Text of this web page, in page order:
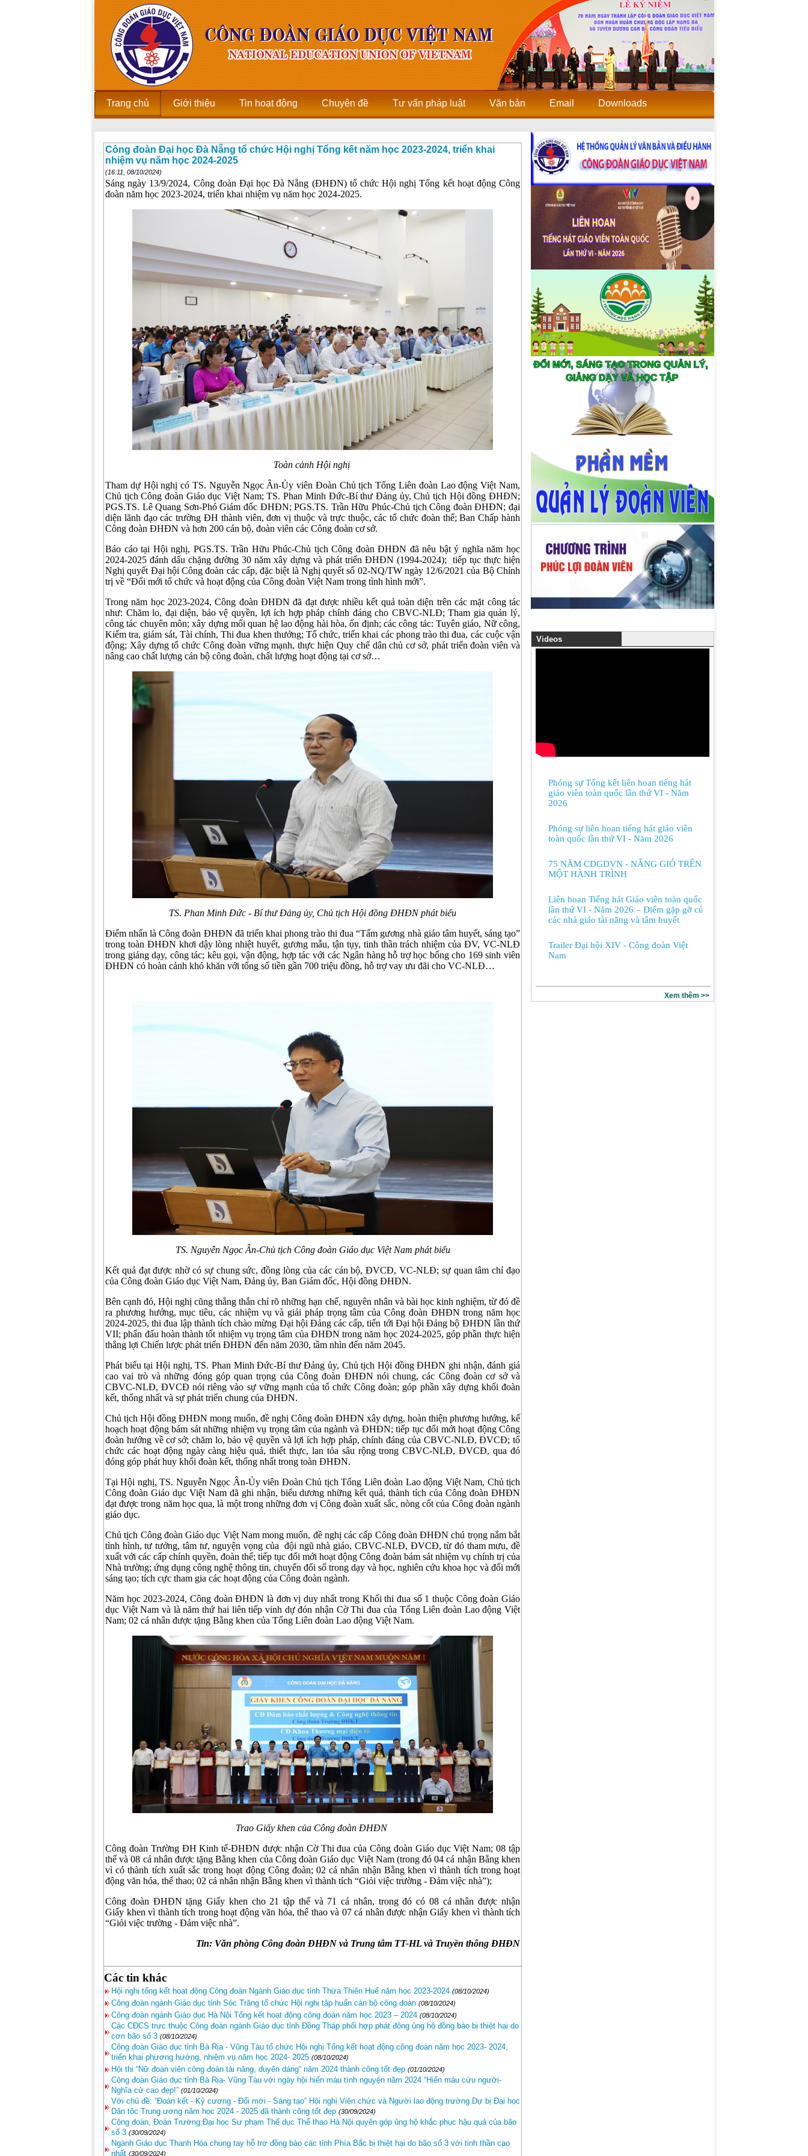
Trang chủ Giới thiệu Tin hoạt động Chuyên đề Tư vấn pháp luật Văn bản Email Downloads
Công đoàn Đại học Đà Nẵng tổ chức Hội nghị Tổng kết năm học 2023-2024, triển khai
nhiệm vụ năm học 2024-2025
(16:11, 08/10/2024)
Sáng ngày 13/9/2024, Công đoàn Đại học Đà Nẵng (ĐHĐN) tổ chức Hội nghị Tổng kết hoạt động Công
đoàn năm học 2023-2024, triển khai nhiệm vụ năm học 2024-2025.
Toàn cảnh Hội nghị
Tham dự Hội nghị có TS. Nguyễn Ngọc Ân-Ủy viên Đoàn Chủ tịch Tổng Liên đoàn Lao động Việt Nam,
Chủ tịch Công đoàn Giáo dục Việt Nam; TS. Phan Minh Đức-Bí thư Đảng ủy, Chủ tịch Hội đồng ĐHĐN;
PGS.TS. Lê Quang Sơn-Phó Giám đốc ĐHĐN; PGS.TS. Trần Hữu Phúc-Chủ tịch Công đoàn ĐHĐN; đại
diện lãnh đạo các trường ĐH thành viên, đơn vị thuộc và trực thuộc, các tổ chức đoàn thể; Ban Chấp hành
Công đoàn ĐHĐN và hơn 200 cán bộ, đoàn viên các Công đoàn cơ sở.
Báo cáo tại Hội nghị, PGS.TS. Trần Hữu Phúc-Chủ tịch Công đoàn ĐHĐN đã nêu bật ý nghĩa năm học
2024-2025 đánh dấu chặng đường 30 năm xây dựng và phát triển ĐHĐN (1994-2024); tiếp tục thực hiện
Nghị quyết Đại hội Công đoàn các cấp, đặc biệt là Nghị quyết số 02-NQ/TW ngày 12/6/2021 của Bộ Chính
trị về “Đổi mới tổ chức và hoạt động của Công đoàn Việt Nam trong tình hình mới”.
Trong năm học 2023-2024, Công đoàn ĐHĐN đã đạt được nhiều kết quả toàn diện trên các mặt công tác
như: Chăm lo, đại diện, bảo vệ quyền, lợi ích hợp pháp chính đáng cho CBVC-NLĐ; Tham gia quản lý,
công tác chuyên môn; xây dựng mối quan hệ lao động hài hòa, ổn định; các công tác: Tuyên giáo, Nữ công,
Kiểm tra, giám sát, Tài chính, Thi đua khen thưởng; Tổ chức, triển khai các phong trào thi đua, các cuộc vận
động; Xây dựng tổ chức Công đoàn vững mạnh, thực hiện Quy chế dân chủ cơ sở, phát triển đoàn viên và
nâng cao chất lượng cán bộ công đoàn, chất lượng hoạt động tại cơ sở…
TS. Phan Minh Đức - Bí thư Đảng ủy, Chủ tịch Hội đồng ĐHĐN phát biểu
Điểm nhấn là Công đoàn ĐHĐN đã triển khai phong trào thi đua “Tấm gương nhà giáo tâm huyết, sáng tạo”
trong toàn ĐHĐN khơi dậy lòng nhiệt huyết, gương mẫu, tận tụy, tinh thần trách nhiệm của ĐV, VC-NLĐ
trong giảng dạy, công tác; kêu gọi, vận động, hợp tác với các Ngân hàng hỗ trợ học bổng cho 169 sinh viên
ĐHĐN có hoàn cảnh khó khăn với tổng số tiền gần 700 triệu đồng, hỗ trợ vay ưu đãi cho VC-NLĐ…
TS. Nguyễn Ngọc Ân-Chủ tịch Công đoàn Giáo dục Việt Nam phát biểu
Kết quả đạt được nhờ có sự chung sức, đồng lòng của các cán bộ, ĐVCĐ, VC-NLĐ; sự quan tâm chỉ đạo
của Công đoàn Giáo dục Việt Nam, Đảng ủy, Ban Giám đốc, Hội đồng ĐHĐN.
Bên cạnh đó, Hội nghị cũng thẳng thắn chỉ rõ những hạn chế, nguyên nhân và bài học kinh nghiệm, từ đó đề
ra phương hướng, mục tiêu, các nhiệm vụ và giải pháp trọng tâm của Công đoàn ĐHĐN trong năm học
2024-2025, thi đua lập thành tích chào mừng Đại hội Đảng các cấp, tiến tới Đại hội Đảng bộ ĐHĐN lần thứ
VII; phấn đấu hoàn thành tốt nhiệm vụ trọng tâm của ĐHĐN trong năm học 2024-2025, góp phần thực hiện
thắng lợi Chiến lược phát triển ĐHĐN đến năm 2030, tầm nhìn đến năm 2045.
Phát biểu tại Hội nghị, TS. Phan Minh Đức-Bí thư Đảng ủy, Chủ tịch Hội đồng ĐHĐN ghi nhận, đánh giá
cao vai trò và những đóng góp quan trọng của Công đoàn ĐHĐN nói chung, các Công đoàn cơ sở và
CBVC-NLĐ, ĐVCĐ nói riêng vào sự vững mạnh của tổ chức Công đoàn; góp phần xây dựng khối đoàn
kết, thống nhất và sự phát triển chung của ĐHĐN.
Chủ tịch Hội đồng ĐHĐN mong muốn, đề nghị Công đoàn ĐHĐN xây dựng, hoàn thiện phương hướng, kế
hoạch hoạt động bám sát những nhiệm vụ trọng tâm của ngành và ĐHĐN; tiếp tục đổi mới hoạt động Công
đoàn hướng về cơ sở; chăm lo, bảo vệ quyền và lợi ích hợp pháp, chính đáng của CBVC-NLĐ, ĐVCĐ; tổ
chức các hoạt động ngày càng hiệu quả, thiết thực, lan tỏa sâu rộng trong CBVC-NLĐ, ĐVCĐ, qua đó
đóng góp phát huy khối đoàn kết, thống nhất trong toàn ĐHĐN.
Tại Hội nghị, TS. Nguyễn Ngọc Ân-Ủy viên Đoàn Chủ tịch Tổng Liên đoàn Lao động Việt Nam, Chủ tịch
Công đoàn Giáo dục Việt Nam đã ghi nhận, biểu dương những kết quả, thành tích của Công đoàn ĐHĐN
đạt được trong năm học qua, là một trong những đơn vị Công đoàn xuất sắc, nòng cốt của Công đoàn ngành
giáo dục.
Chủ tịch Công đoàn Giáo dục Việt Nam mong muốn, đề nghị các cấp Công đoàn ĐHĐN chú trọng nắm bắt
tình hình, tư tưởng, tâm tư, nguyện vọng của đội ngũ nhà giáo, CBVC-NLĐ, ĐVCĐ, từ đó tham mưu, đề
xuất với các cấp chính quyền, đoàn thể; tiếp tục đổi mới hoạt động Công đoàn bám sát nhiệm vụ chính trị của
Nhà trường; ứng dụng công nghệ thông tin, chuyển đổi số trong dạy và học, nghiên cứu khoa học và đổi mới
sáng tạo; tích cực tham gia các hoạt động của Công đoàn ngành.
Năm học 2023-2024, Công đoàn ĐHĐN là đơn vị duy nhất trong Khối thi đua số 1 thuộc Công đoàn Giáo
dục Việt Nam và là năm thứ hai liên tiếp vinh dự đón nhận Cờ Thi đua của Tổng Liên đoàn Lao động Việt
Nam; 02 cá nhân được tặng Bằng khen của Tổng Liên đoàn Lao động Việt Nam.
Trao Giấy khen của Công đoàn ĐHĐN
Công đoàn Trường ĐH Kinh tế-ĐHĐN được nhận Cờ Thi đua của Công đoàn Giáo dục Việt Nam; 08 tập
thể và 08 cá nhân được tặng Bằng khen của Công đoàn Giáo dục Việt Nam (trong đó 04 cá nhận Bằng khen
vì có thành tích xuất sắc trong hoạt động Công đoàn; 02 cá nhân nhận Bằng khen vì thành tích trong hoạt
động văn hóa, thể thao; 02 cá nhân nhận Bằng khen vì thành tích “Giỏi việc trường - Đảm việc nhà”);
Công đoàn ĐHĐN tặng Giấy khen cho 21 tập thể và 71 cá nhân, trong đó có 08 cá nhân được nhận
Giấy khen vì thành tích trong hoạt động văn hóa, thể thao và 07 cá nhân được nhận Giấy khen vì thành tích
“Giỏi việc trường - Đảm việc nhà”.
Tin: Văn phòng Công đoàn ĐHĐN và Trung tâm TT-HL và Truyền thông ĐHĐN
Các tin khác
Hội nghị tổng kết hoạt động Công đoàn Ngành Giáo dục tỉnh Thừa Thiên Huế năm học 2023-2024 (08/10/2024)
Công đoàn ngành Giáo dục tỉnh Sóc Trăng tổ chức Hội nghị tập huấn cán bộ công đoàn (08/10/2024)
Công đoàn ngành Giáo dục Hà Nội Tổng kết hoạt động công đoàn năm học 2023 – 2024 (08/10/2024)
Các CĐCS trực thuộc Công đoàn ngành Giáo dục tỉnh Đồng Tháp phối hợp phát động ủng hộ đồng bào bị thiệt hại do
cơn bão số 3 (08/10/2024)
Công đoàn Giáo dục tỉnh Bà Rịa - Vũng Tàu tổ chức Hội nghị Tổng kết hoạt động công đoàn năm học 2023- 2024,
triển khai phương hướng, nhiệm vụ năm học 2024- 2025 (08/10/2024)
Hội thi “Nữ đoàn viên công đoàn tài năng, duyên dáng” năm 2024 thành công tốt đẹp (01/10/2024)
Công đoàn Giáo dục tỉnh Bà Rịa- Vũng Tàu với ngày hội hiến máu tình nguyện năm 2024 “Hiến máu cứu người-
Nghĩa cử cao đẹp!” (01/10/2024)
Với chủ đề: “Đoàn kết - Kỷ cương - Đổi mới - Sáng tạo” Hội nghị Viên chức và Người lao động trường Dự bị Đại học
Dân tộc Trung ương năm học 2024 - 2025 đã thành công tốt đẹp (30/09/2024)
Công đoàn, Đoàn Trường Đại học Sư phạm Thể dục Thể thao Hà Nội quyên góp ủng hộ khắc phục hậu quả của bão
số 3 (30/09/2024)
Ngành Giáo dục Thanh Hóa chung tay hỗ trợ đồng bào các tỉnh Phía Bắc bị thiệt hại do bão số 3 với tinh thần cao
nhất (30/09/2024)
Videos
Phóng sự Tổng kết liên hoan tiếng hát
giáo viên toàn quốc lần thứ VI - Năm
2026
Phóng sự liên hoan tiếng hát giáo viên
toàn quốc lần thứ VI - Năm 2026
75 NĂM CDGDVN - NẮNG GIÓ TRÊN
MỘT HÀNH TRÌNH
Liên hoan Tiếng hát Giáo viên toàn quốc
lần thứ VI - Năm 2026 – Điểm gặp gỡ của
các nhà giáo tài năng và tâm huyết
Trailer Đại hội XIV - Công đoàn Việt
Nam
Xem thêm >>